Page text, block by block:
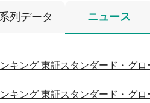
列データ ニュース
キング 東証スタンダード・グ
キング 東証スタンダード・グ